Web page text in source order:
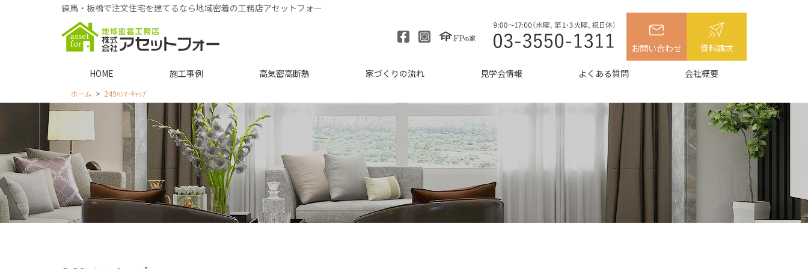
練馬・板橋で注文住宅を建てるなら地域密着の工務店アセットフォー
お問い合わせ 資料請求
HOME 施工事例 高気密高断熱 家づくりの流れ 見学会情報 よくある質問 会社概要
ホーム 249ﾊﾝﾏｰｷｬｯﾌﾟ